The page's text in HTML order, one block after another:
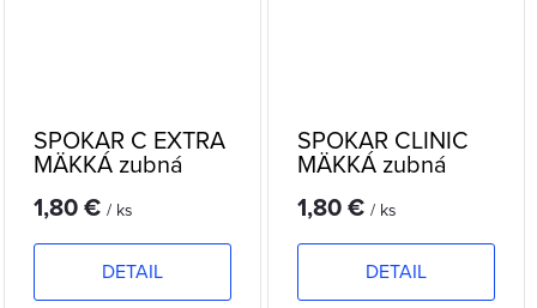
SPOKAR C EXTRA
MÄKKÁ zubná
1,80 € / ks
DETAIL
SPOKAR CLINIC
MÄKKÁ zubná
1,80 € / ks
DETAIL